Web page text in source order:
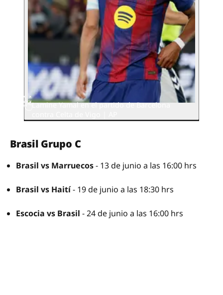
Lamine Yamal en el partido de Barcelona
Brasil Grupo C
Brasil vs Marruecos- 13 de junio a las 16:00 hrs
Brasil vs Haití- 19 de junio a las 18:30 hrs
Escocia vs Brasil - 24 de junio a las 16:00 hrs